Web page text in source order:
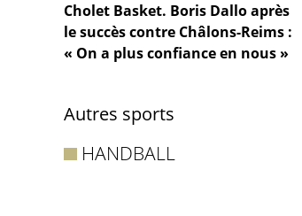
Cholet Basket. Boris Dallo après
le succès contre Châlons-Reims :
« On a plus confiance en nous »
Autres sports
HANDBALL